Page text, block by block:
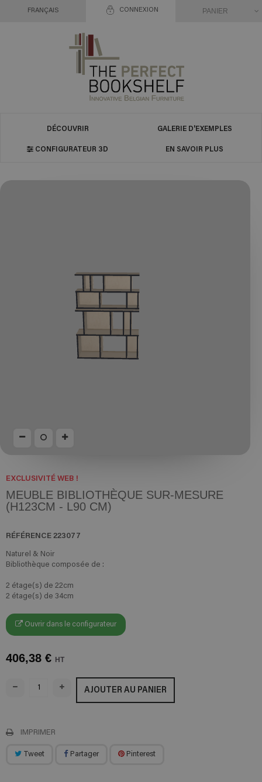
CONNEXION
FRANÇAIS PANIER
DÉCOUVRIR GALERIE D'EXEMPLES
CONFIGURATEUR 3D EN SAVOIR PLUS
EXCLUSIVITÉ WEB !
MEUBLE BIBLIOTHÈQUE SUR-MESURE
(H123CM - L90 CM)
RÉFÉRENCE223077
Naturel & Noir
Bibliothèque composée de :
2 étage(s) de 22cm
2 étage(s) de 34cm
Ouvrir dans le configurateur
406,38 € HT
AJOUTER AU PANIER
IMPRIMER
Tweet Partager Pinterest